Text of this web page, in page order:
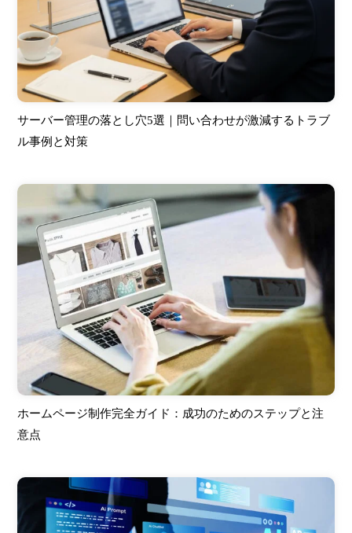
サーバー管理の落とし穴5選｜問い合わせが激減するトラブ
ル事例と対策
ホームページ制作完全ガイド：成功のためのステップと注
意点